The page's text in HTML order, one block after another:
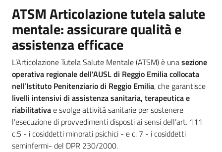
ATSM Articolazione tutela salute
mentale: assicurare qualità e
assistenza efficace
L’Articolazione Tutela Salute Mentale (ATSM) è unasezione
operativa regionale dell’AUSL di Reggio Emilia collocata
nell’Istituto Penitenziario di Reggio Emilia, che garantisce
livelli intensivi di assistenza sanitaria, terapeutica e
riabilitativae svolge attività sanitarie per sostenere
l’esecuzione di provvedimenti disposti ai sensi dell’art. 111
c.5 - i cosiddetti minorati psichici - e c. 7 - i cosiddetti
seminfermi- del DPR 230/2000.